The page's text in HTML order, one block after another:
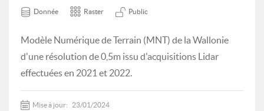
Donnée Raster Public
Modèle Numérique de Terrain (MNT) de la Wallonie
d'une résolution de 0,5m issu d'acquisitions Lidar
effectuées en 2021 et 2022.
Mise à jour: 23/01/2024